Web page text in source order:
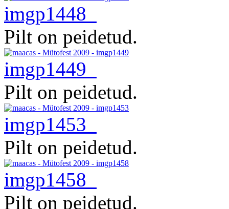
imgp1448
Pilt on peidetud.
imgp1449
Pilt on peidetud.
imgp1453
Pilt on peidetud.
imgp1458
Pilt on peidetud.